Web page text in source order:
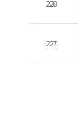
228
227